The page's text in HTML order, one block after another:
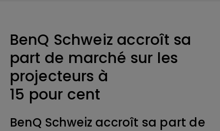
BenQ Schweiz accroît sa
part de marché sur les
projecteurs à
15 pour cent
BenQ Schweiz accroît sa part de